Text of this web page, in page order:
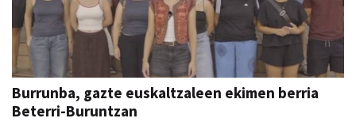
Burrunba, gazte euskaltzaleen ekimen berria
Beterri-Buruntzan